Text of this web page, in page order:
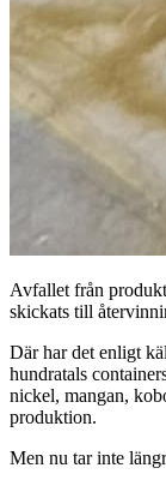
Avfallet från
skickats till
Där har det enligt
hundratals
nickel, mangan,
produktion.
Men nu tar inte